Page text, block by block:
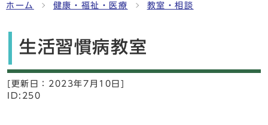
ホーム 健康・福祉・医療 教室・相談
生活習慣病教室
[更新日： 2023年7月10日]
ID:250